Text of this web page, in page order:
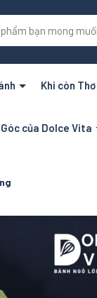
Khi còn
Góc của Dolce Vita